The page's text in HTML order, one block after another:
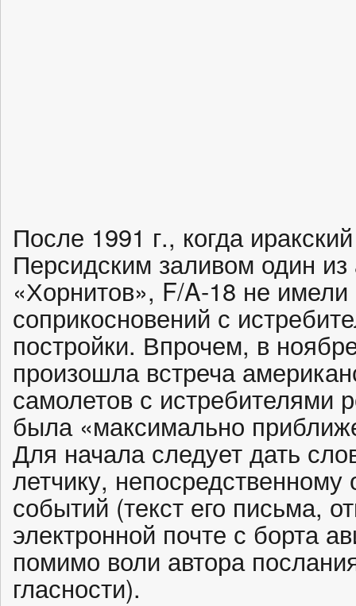
После 1991 г., когда
Персидским заливом один из
«Хорнитов», F/A-18 не
соприкосновений с
постройки. Впрочем, в
произошла встреча
самолетов с истребителями
была «максимально
Для начала следует дать
летчику,
событий (текст его письма,
электронной почте с борта
помимо воли автора
гласности).